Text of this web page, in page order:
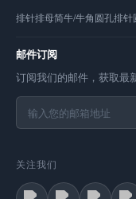
排针排母简牛/牛角圆孔排针
邮件订阅
订阅我们的邮件，获取最
关注我们